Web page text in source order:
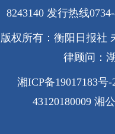
8243140 发行热线
版权所有：衡阳日报社
律顾问：
湘ICP备19017183号-
43120180009 湘